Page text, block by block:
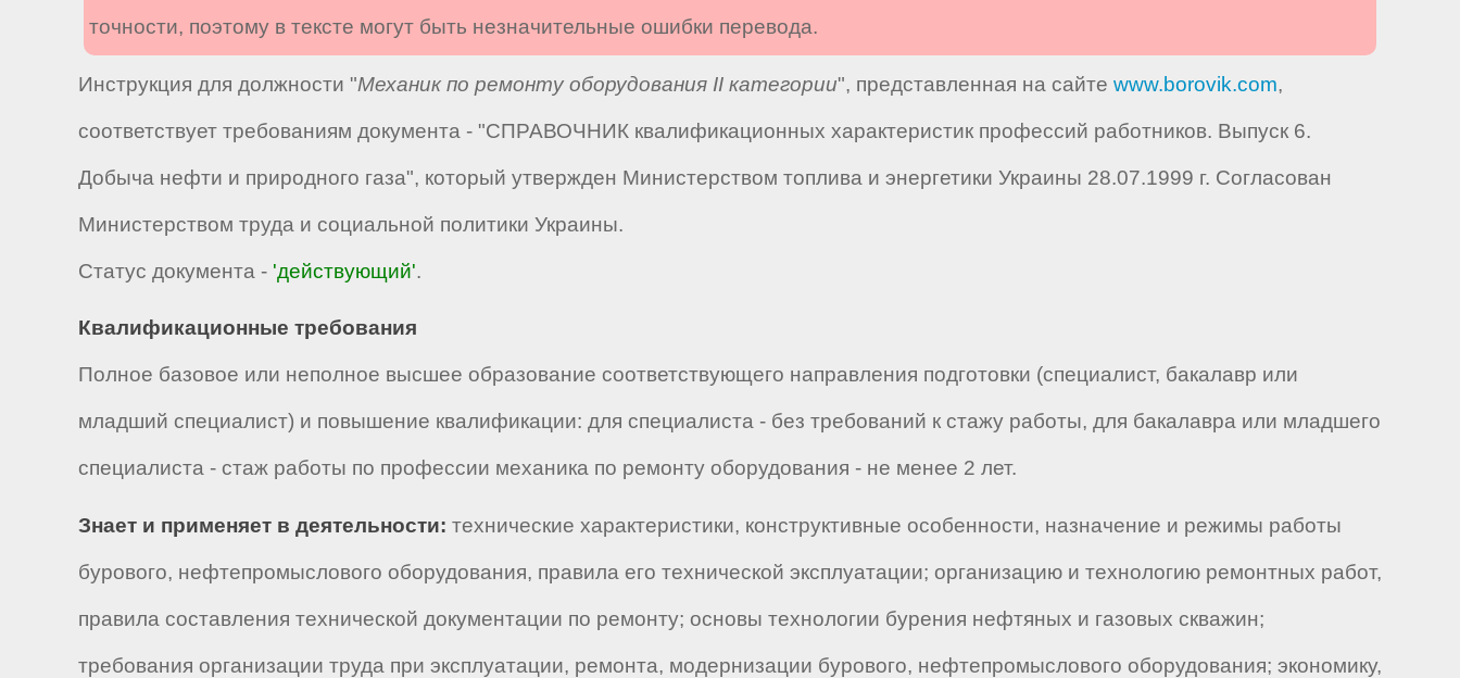
точности, поэтому в тексте могут быть незначительные ошибки перевода.
Инструкция для должности "Механик по ремонту оборудования II категории", представленная на сайте www.borovik.com,
соответствует требованиям документа - "СПРАВОЧНИК квалификационных характеристик профессий работников. Выпуск 6.
Добыча нефти и природного газа", который утвержден Министерством топлива и энергетики Украины 28.07.1999 г. Согласован
Министерством труда и социальной политики Украины.
Статус документа - 'действующий'.
Квалификационные требования
Полное базовое или неполное высшее образование соответствующего направления подготовки (специалист, бакалавр или
младший специалист) и повышение квалификации: для специалиста - без требований к стажу работы, для бакалавра или младшего
специалиста - стаж работы по профессии механика по ремонту оборудования - не менее 2 лет.
Знает и применяет в деятельности: технические характеристики, конструктивные особенности, назначение и режимы работы
бурового, нефтепромыслового оборудования, правила его технической эксплуатации; организацию и технологию ремонтных работ,
правила составления технической документации по ремонту; основы технологии бурения нефтяных и газовых скважин;
требования организации труда при эксплуатации, ремонта, модернизации бурового, нефтепромыслового оборудования; экономику,